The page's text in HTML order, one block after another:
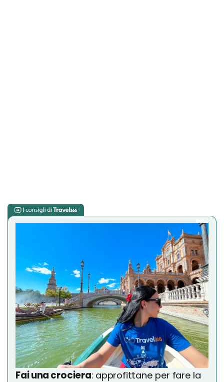
Fai una crociera: approfittane per fare la